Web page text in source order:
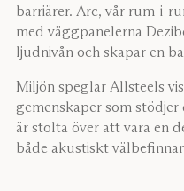
barriärer. Arc, vår rum-i-
med väggpanelerna
ljudnivån och skapar en
Miljön speglar Allsteels
gemenskaper som
är stolta över att vara en
både akustiskt